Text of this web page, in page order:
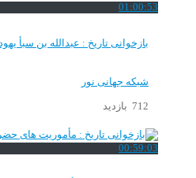
01:00:53
بازخوانی تاریخ : عبدالله بن سبأ
شبکه جهانی نور
712 بازدید
00:59:03